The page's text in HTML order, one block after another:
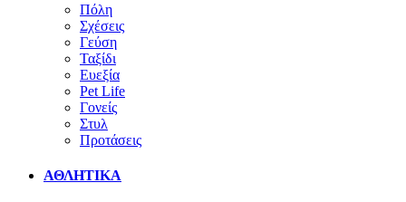
Πόλη
Σχέσεις
Γεύση
Ταξίδι
Ευεξία
Pet Life
Γονείς
Στυλ
Προτάσεις
ΑΘΛΗΤΙΚΑ